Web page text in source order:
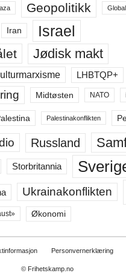
Geopolitikk
Iran Israel
Jødisk makt
LHBTQP+
Midtøsten NATO
Palestinakonflikten
Russland
Storbritannia
Ukrainakonflikten
Økonomi
Personvernerklæring
© Frihetskamp.no